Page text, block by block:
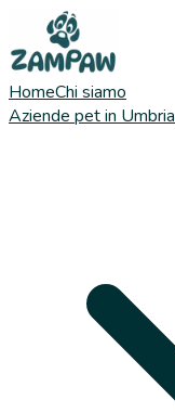
HomeChi siamo
Aziende pet in Umbria